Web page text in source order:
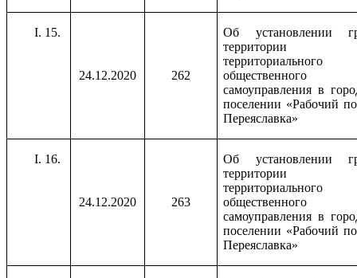
15.
24.12.2020 262
Об установлении
территории
территориального
общественного
самоуправления в
поселении «Рабочий
Переяславка»
16.
24.12.2020 263
Об установлении
территории
территориального
общественного
самоуправления в
поселении «Рабочий
Переяславка»